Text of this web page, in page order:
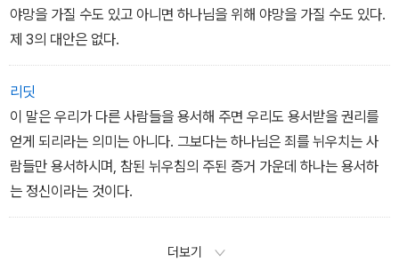
야망을 가질 수도 있고 아니면 하나님을 위해 야망을 가질 수도 있다.
제 3의 대안은 없다.
리딧
이 말은 우리가 다른 사람들을 용서해 주면 우리도 용서받을 권리를
얻게 되리라는 의미는 아니다. 그보다는 하나님은 죄를 뉘우치는 사
람들만 용서하시며, 참된 뉘우침의 주된 증거 가운데 하나는 용서하
는 정신이라는 것이다.
더보기